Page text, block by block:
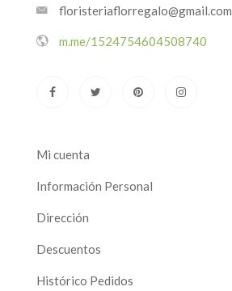
floristeriaflorregalo@gmail.com
m.me/1524754604508740
Mi cuenta
Información Personal
Dirección
Descuentos
Histórico Pedidos